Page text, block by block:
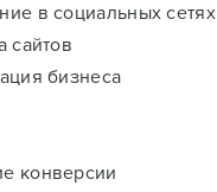
в социальных сетях
сайтов
бизнеса
конверсии